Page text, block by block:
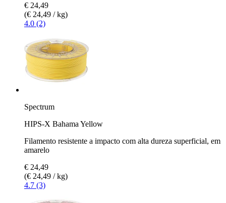
€ 24,49
(€ 24,49 / kg)
4.0 (2)
Spectrum
HIPS-X Bahama Yellow
Filamento resistente a impacto com alta dureza superficial, em
amarelo
€ 24,49
(€ 24,49 / kg)
4.7 (3)